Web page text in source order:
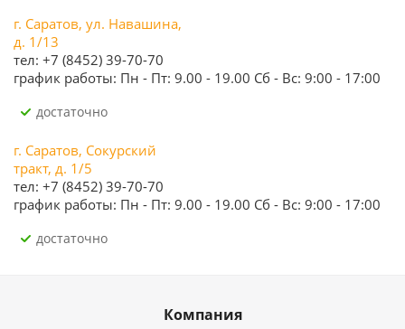
г. Саратов, ул. Навашина,
д. 1/13
тел: +7 (8452) 39-70-70
график работы: Пн - Пт: 9.00 - 19.00 Сб - Вс: 9:00 - 17:00
Достаточно
г. Саратов, Сокурский
тракт, д. 1/5
тел: +7 (8452) 39-70-70
график работы: Пн - Пт: 9.00 - 19.00 Сб - Вс: 9:00 - 17:00
Достаточно
Компания